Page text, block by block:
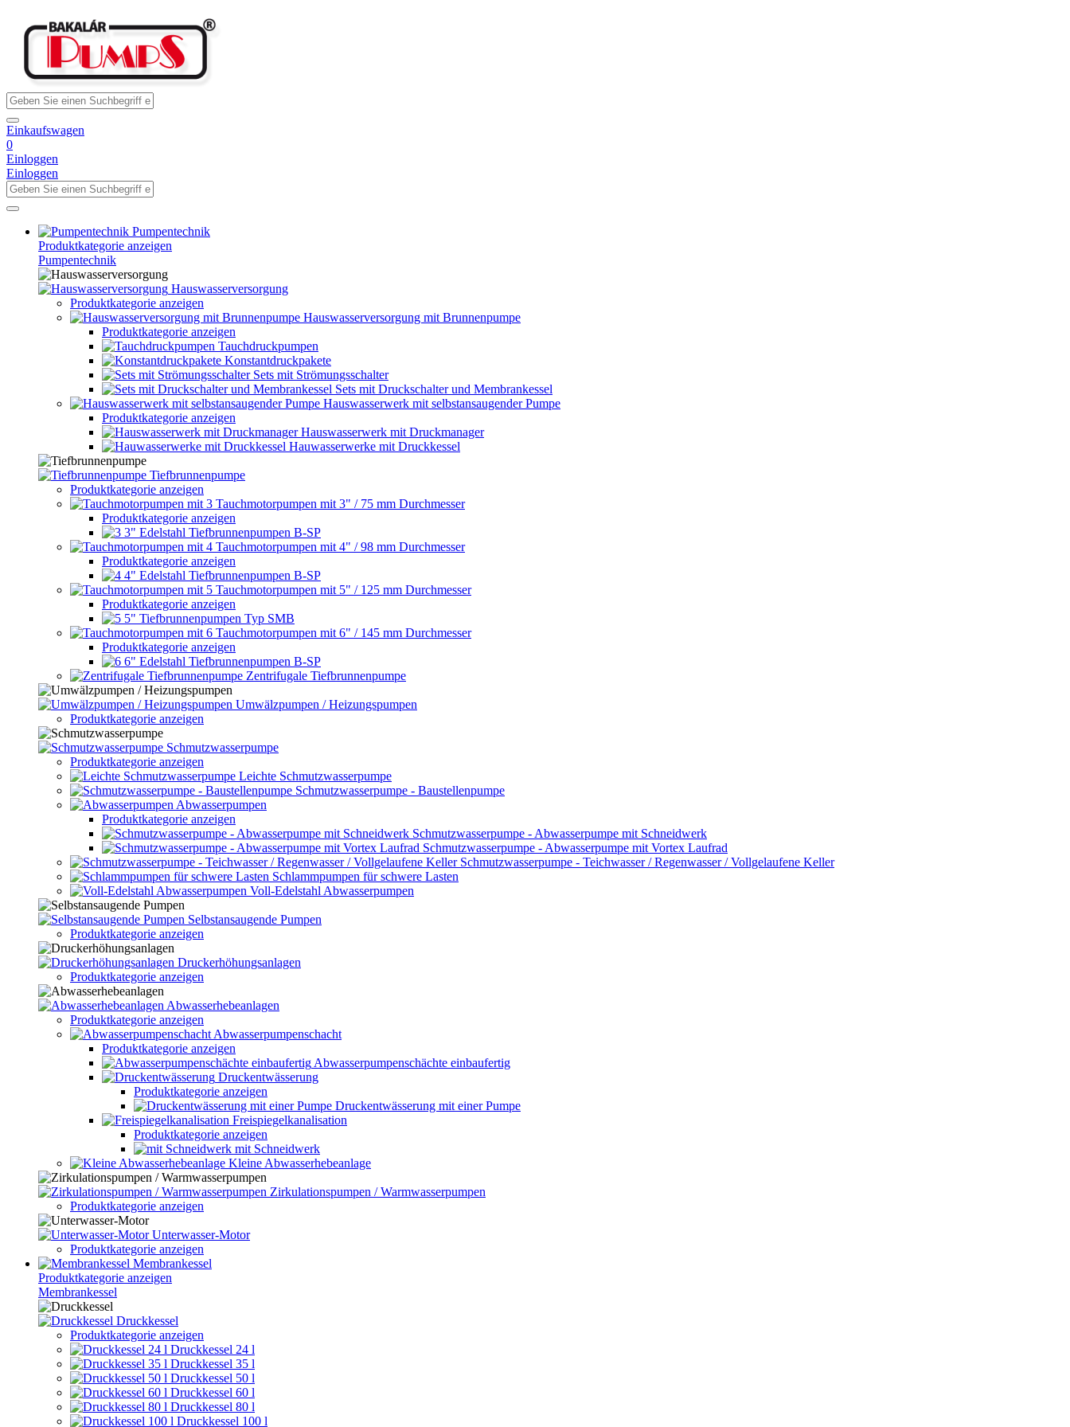
Einkaufswagen
0
Einloggen
Einloggen
Pumpentechnik
Produktkategorie anzeigen
Pumpentechnik
Hauswasserversorgung
Produktkategorie anzeigen
Hauswasserversorgung mit Brunnenpumpe
Produktkategorie anzeigen
Tauchdruckpumpen
Konstantdruckpakete
Sets mit Strömungsschalter
Sets mit Druckschalter und Membrankessel
Hauswasserwerk mit selbstansaugender Pumpe
Produktkategorie anzeigen
Hauswasserwerk mit Druckmanager
Hauwasserwerke mit Druckkessel
Tiefbrunnenpumpe
Produktkategorie anzeigen
Tauchmotorpumpen mit 3" / 75 mm Durchmesser
Produktkategorie anzeigen
3" Edelstahl Tiefbrunnenpumpen B-SP
Tauchmotorpumpen mit 4" / 98 mm Durchmesser
Produktkategorie anzeigen
4" Edelstahl Tiefbrunnenpumpen B-SP
Tauchmotorpumpen mit 5" / 125 mm Durchmesser
Produktkategorie anzeigen
5" Tiefbrunnenpumpen Typ SMB
Tauchmotorpumpen mit 6" / 145 mm Durchmesser
Produktkategorie anzeigen
6" Edelstahl Tiefbrunnenpumpen B-SP
Zentrifugale Tiefbrunnenpumpe
Umwälzpumpen / Heizungspumpen
Produktkategorie anzeigen
Schmutzwasserpumpe
Produktkategorie anzeigen
Leichte Schmutzwasserpumpe
Schmutzwasserpumpe - Baustellenpumpe
Abwasserpumpen
Produktkategorie anzeigen
Schmutzwasserpumpe - Abwasserpumpe mit Schneidwerk
Schmutzwasserpumpe - Abwasserpumpe mit Vortex Laufrad
Schmutzwasserpumpe - Teichwasser / Regenwasser / Vollgelaufene Keller
Schlammpumpen für schwere Lasten
Voll-Edelstahl Abwasserpumpen
Selbstansaugende Pumpen
Produktkategorie anzeigen
Druckerhöhungsanlagen
Produktkategorie anzeigen
Abwasserhebeanlagen
Produktkategorie anzeigen
Abwasserpumpenschacht
Produktkategorie anzeigen
Abwasserpumpenschächte einbaufertig
Druckentwässerung
Produktkategorie anzeigen
Druckentwässerung mit einer Pumpe
Freispiegelkanalisation
Produktkategorie anzeigen
mit Schneidwerk
Kleine Abwasserhebeanlage
Zirkulationspumpen / Warmwasserpumpen
Produktkategorie anzeigen
Unterwasser-Motor
Produktkategorie anzeigen
Membrankessel
Produktkategorie anzeigen
Membrankessel
Druckkessel
Produktkategorie anzeigen
Druckkessel 24 l
Druckkessel 35 l
Druckkessel 50 l
Druckkessel 60 l
Druckkessel 80 l
Druckkessel 100 l